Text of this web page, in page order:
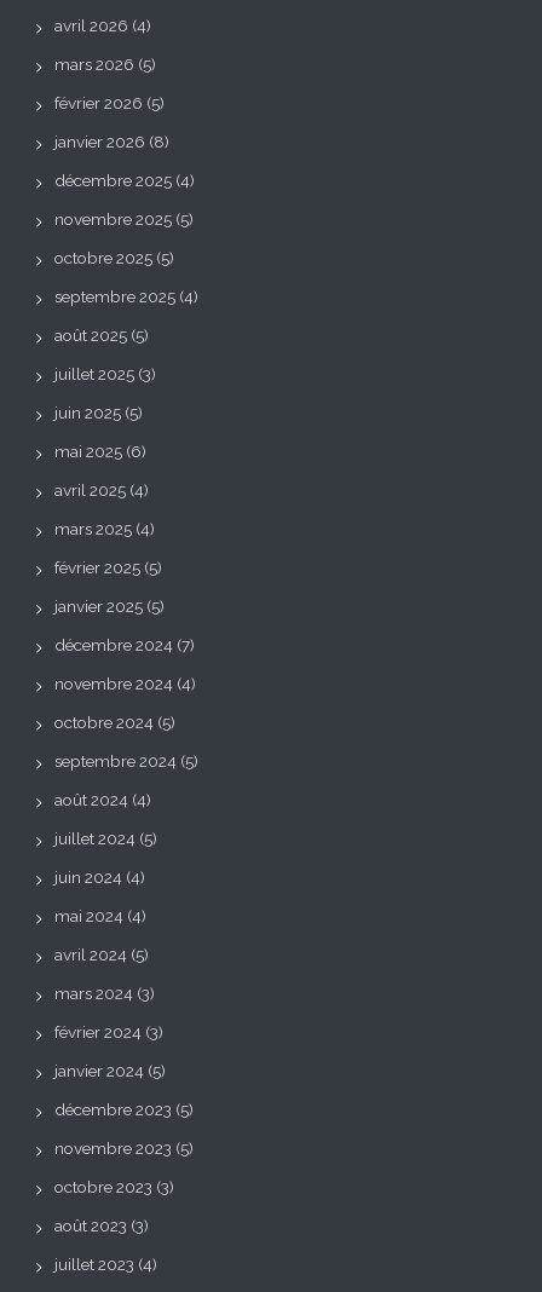
avril 2026 (4)
mars 2026 (5)
février 2026 (5)
janvier 2026 (8)
décembre 2025 (4)
novembre 2025 (5)
octobre 2025 (5)
septembre 2025 (4)
août 2025 (5)
juillet 2025 (3)
juin 2025 (5)
mai 2025 (6)
avril 2025 (4)
mars 2025 (4)
février 2025 (5)
janvier 2025 (5)
décembre 2024 (7)
novembre 2024 (4)
octobre 2024 (5)
septembre 2024 (5)
août 2024 (4)
juillet 2024 (5)
juin 2024 (4)
mai 2024 (4)
avril 2024 (5)
mars 2024 (3)
février 2024 (3)
janvier 2024 (5)
décembre 2023 (5)
novembre 2023 (5)
octobre 2023 (3)
août 2023 (3)
juillet 2023 (4)